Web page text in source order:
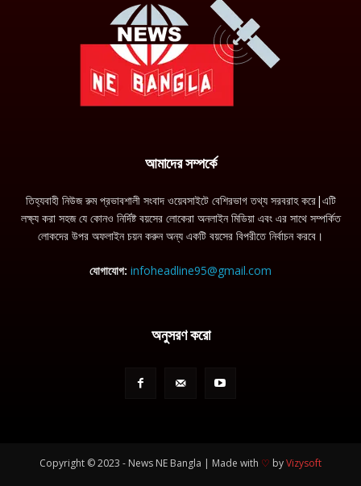
আমাদের সম্পর্কে
তিহ্যবাহী নিউজ রুম প্রভাবশালী সংবাদ ওয়েবসাইটে বেশিরভাগ তথ্য সরবরাহ করে|এটি
লক্ষ্য করা সহজ যে কোনও নির্দিষ্ট বয়সের লোকেরা অনলাইন মিডিয়া এবং এর সাথে সম্পর্কিত
লোকদের উপর অফলাইন চয়ন করুন অন্য একটি বয়সের বিপরীতে নির্বাচন করবে।
যোগাযোগ: infoheadline95@gmail.com
অনুসরণ করো
Copyright © 2023 - News NE Bangla | Made with ♡ byVizysoft